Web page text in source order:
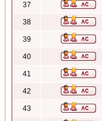
37
38
39
40
41
42
43